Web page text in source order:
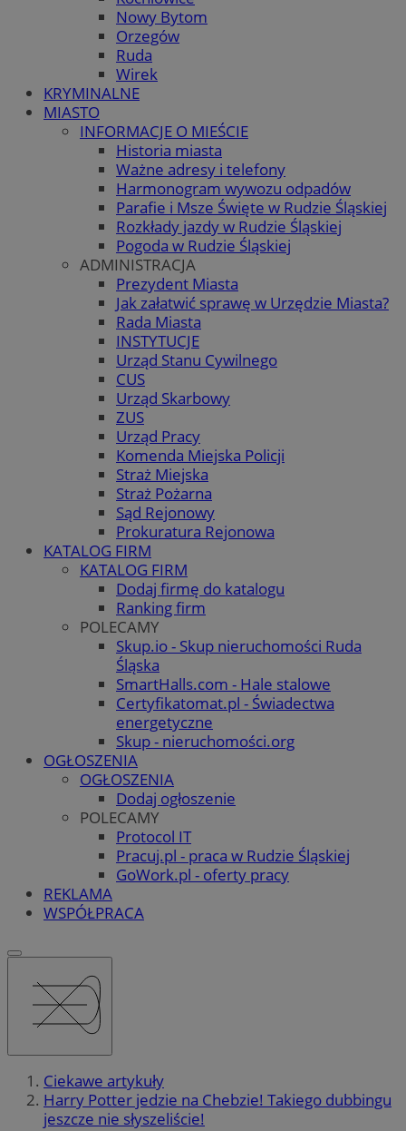
Nowy Bytom
Orzegów
Ruda
Wirek
KRYMINALNE
MIASTO
INFORMACJE O MIEŚCIE
Historia miasta
Ważne adresy i telefony
Harmonogram wywozu odpadów
Parafie i Msze Święte w Rudzie Śląskiej
Rozkłady jazdy w Rudzie Śląskiej
Pogoda w Rudzie Śląskiej
ADMINISTRACJA
Prezydent Miasta
Jak załatwić sprawę w Urzędzie Miasta?
Rada Miasta
INSTYTUCJE
Urząd Stanu Cywilnego
CUS
Urząd Skarbowy
ZUS
Urząd Pracy
Komenda Miejska Policji
Straż Miejska
Straż Pożarna
Sąd Rejonowy
Prokuratura Rejonowa
KATALOG FIRM
KATALOG FIRM
Dodaj firmę do katalogu
Ranking firm
POLECAMY
Skup.io - Skup nieruchomości Ruda
Śląska
SmartHalls.com - Hale stalowe
Certyfikatomat.pl - Świadectwa
energetyczne
Skup - nieruchomości.org
OGŁOSZENIA
OGŁOSZENIA
Dodaj ogłoszenie
POLECAMY
Protocol IT
Pracuj.pl - praca w Rudzie Śląskiej
GoWork.pl - oferty pracy
REKLAMA
WSPÓŁPRACA
Ciekawe artykuły
Harry Potter jedzie na Chebzie! Takiego dubbingu
jeszcze nie słyszeliście!